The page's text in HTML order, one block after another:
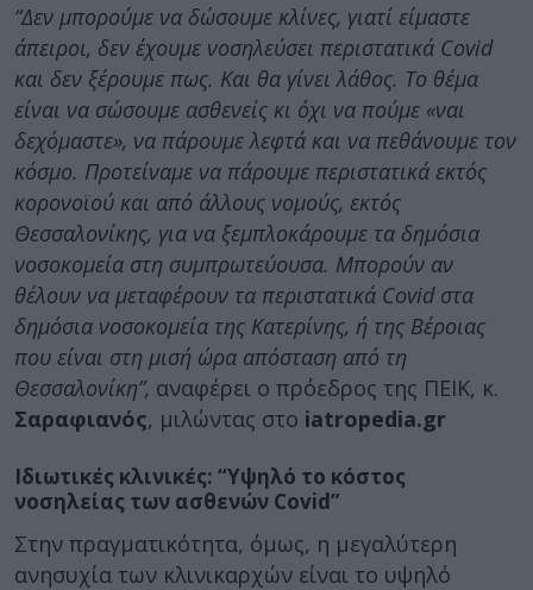
“Δεν μπορούμε να δώσουμε κλίνες, γιατί είμαστε
άπειροι, δεν έχουμε νοσηλεύσει περιστατικά Covid
και δεν ξέρουμε πως. Και θα γίνει λάθος. Το θέμα
είναι να σώσουμε ασθενείς κι όχι να πούμε «ναι
δεχόμαστε», να πάρουμε λεφτά και να πεθάνουμε τον
κόσμο. Προτείναμε να πάρουμε περιστατικά εκτός
κορονοϊού και από άλλους νομούς, εκτός
Θεσσαλονίκης, για να ξεμπλοκάρουμε τα δημόσια
νοσοκομεία στη συμπρωτεύουσα. Μπορούν αν
θέλουν να μεταφέρουν τα περιστατικά Covid στα
δημόσια νοσοκομεία της Κατερίνης, ή της Βέροιας
που είναι στη μισή ώρα απόσταση από τη
Θεσσαλονίκη”, αναφέρει ο πρόεδρος της ΠΕΙΚ, κ.
Σαραφιανός, μιλώντας στο iatropedia.gr
Ιδιωτικές κλινικές: “Υψηλό το κόστος
νοσηλείας των ασθενών Covid”
Στην πραγματικότητα, όμως, η μεγαλύτερη
ανησυχία των κλινικαρχών είναι το υψηλό